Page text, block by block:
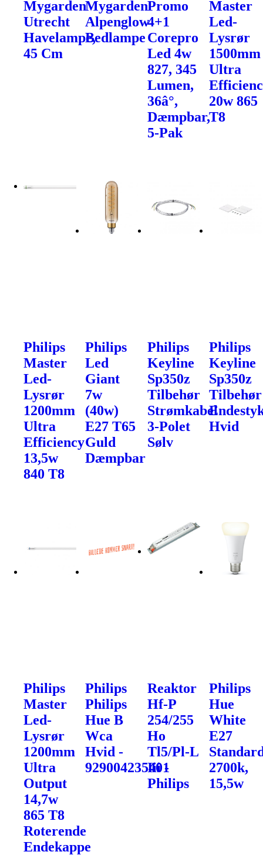
Mygarden
Utrecht
Havelampe,
45 Cm
Mygarden
Alpenglow
Bedlampe
Promo
4+1
Corepro
Led 4w
827, 345
Lumen,
36â°,
Dæmpbar,
5-Pak
Master
Led-
Lysrør
1500mm
Ultra
20w 865
T8
Philips
Master
Led-
Lysrør
1200mm
Ultra
Efficiency
13,5w
840 T8
Philips
Led
Giant
7w
(40w)
E27 T65
Guld
Dæmpbar
Philips
Keyline
Sp350z
Tilbehør
Strømkabel
3-Polet
Sølv
Philips
Keyline
Sp350z
Tilbehør
Hvid
Philips
Master
Led-
Lysrør
1200mm
Ultra
Output
14,7w
865 T8
Roterende
Endekappe
Philips
Philips
Hue B
Wca
Hvid -
929004235401
Reaktor
Hf-P
254/255
Ho
Tl5/Pl-L
Iii -
Philips
Philips
Hue
White
E27
2700k,
15,5w